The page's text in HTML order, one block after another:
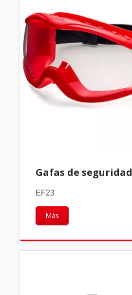
Gafas de seguridad
EF23
Más